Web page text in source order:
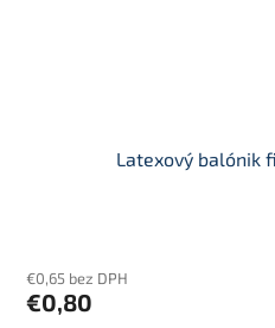
Latexový balónik
€0,65 bez DPH
€0,80